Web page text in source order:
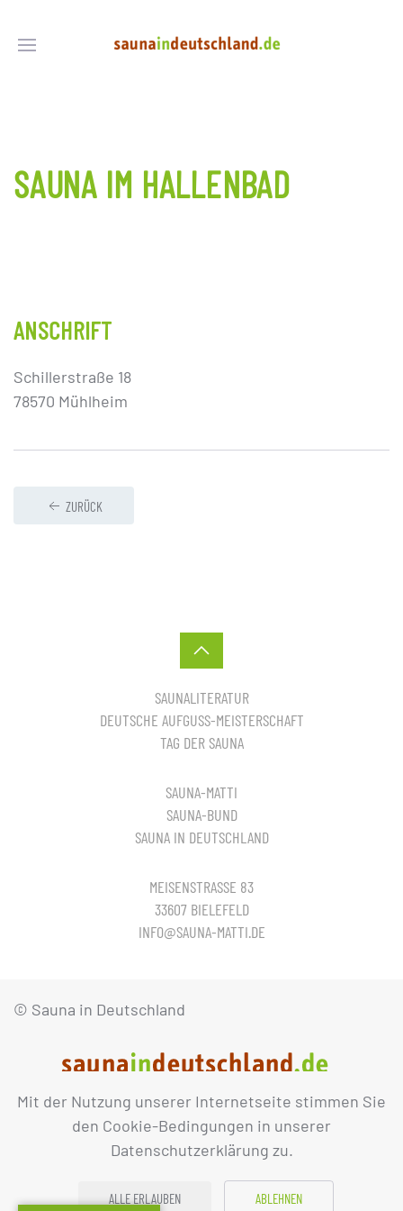
Mit der Nutzung unserer Internetseite stimmen Sie
den Cookie-Bedingungen in unserer
Datenschutzerklärung zu.
ALLE ERLAUBEN ABLEHNEN
SAUNA IM HALLENBAD
ANSCHRIFT
Schillerstraße 18
78570 Mühlheim
ZURÜCK
SAUNALITERATUR
DEUTSCHE AUFGUSS-MEISTERSCHAFT
TAG DER SAUNA
SAUNA-MATTI
SAUNA-BUND
SAUNA IN DEUTSCHLAND
MEISENSTRASSE 83
33607 BIELEFELD
INFO@SAUNA-MATTI.DE
© Sauna in Deutschland
IMPRESSUM DATENSCHUTZ